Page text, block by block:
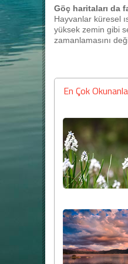
Göç haritaları da
Hayvanlar küresel
yüksek zemin gibi
zamanlamasını
En Çok